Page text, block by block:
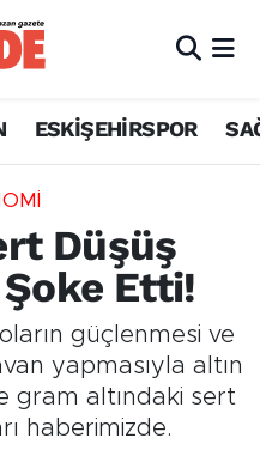
ESKİŞEHİRSPOR
Düşüş
Şoke Etti!
güçlenmesi ve
yapmasıyla altın
gram altındaki sert
haberimizde.